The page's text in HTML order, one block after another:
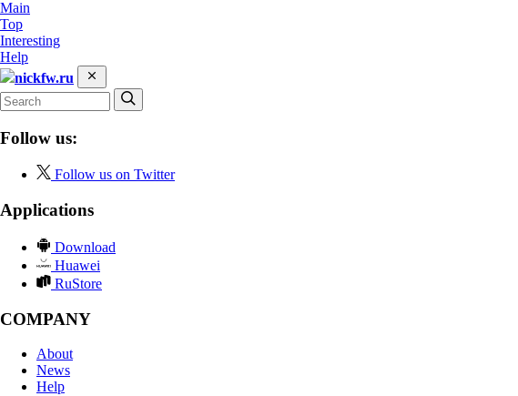
Main
Top
Interesting
Help
nickfw.ru
Follow us:
Follow us on Twitter
Applications
Download
Huawei
RuStore
COMPANY
About
News
Help